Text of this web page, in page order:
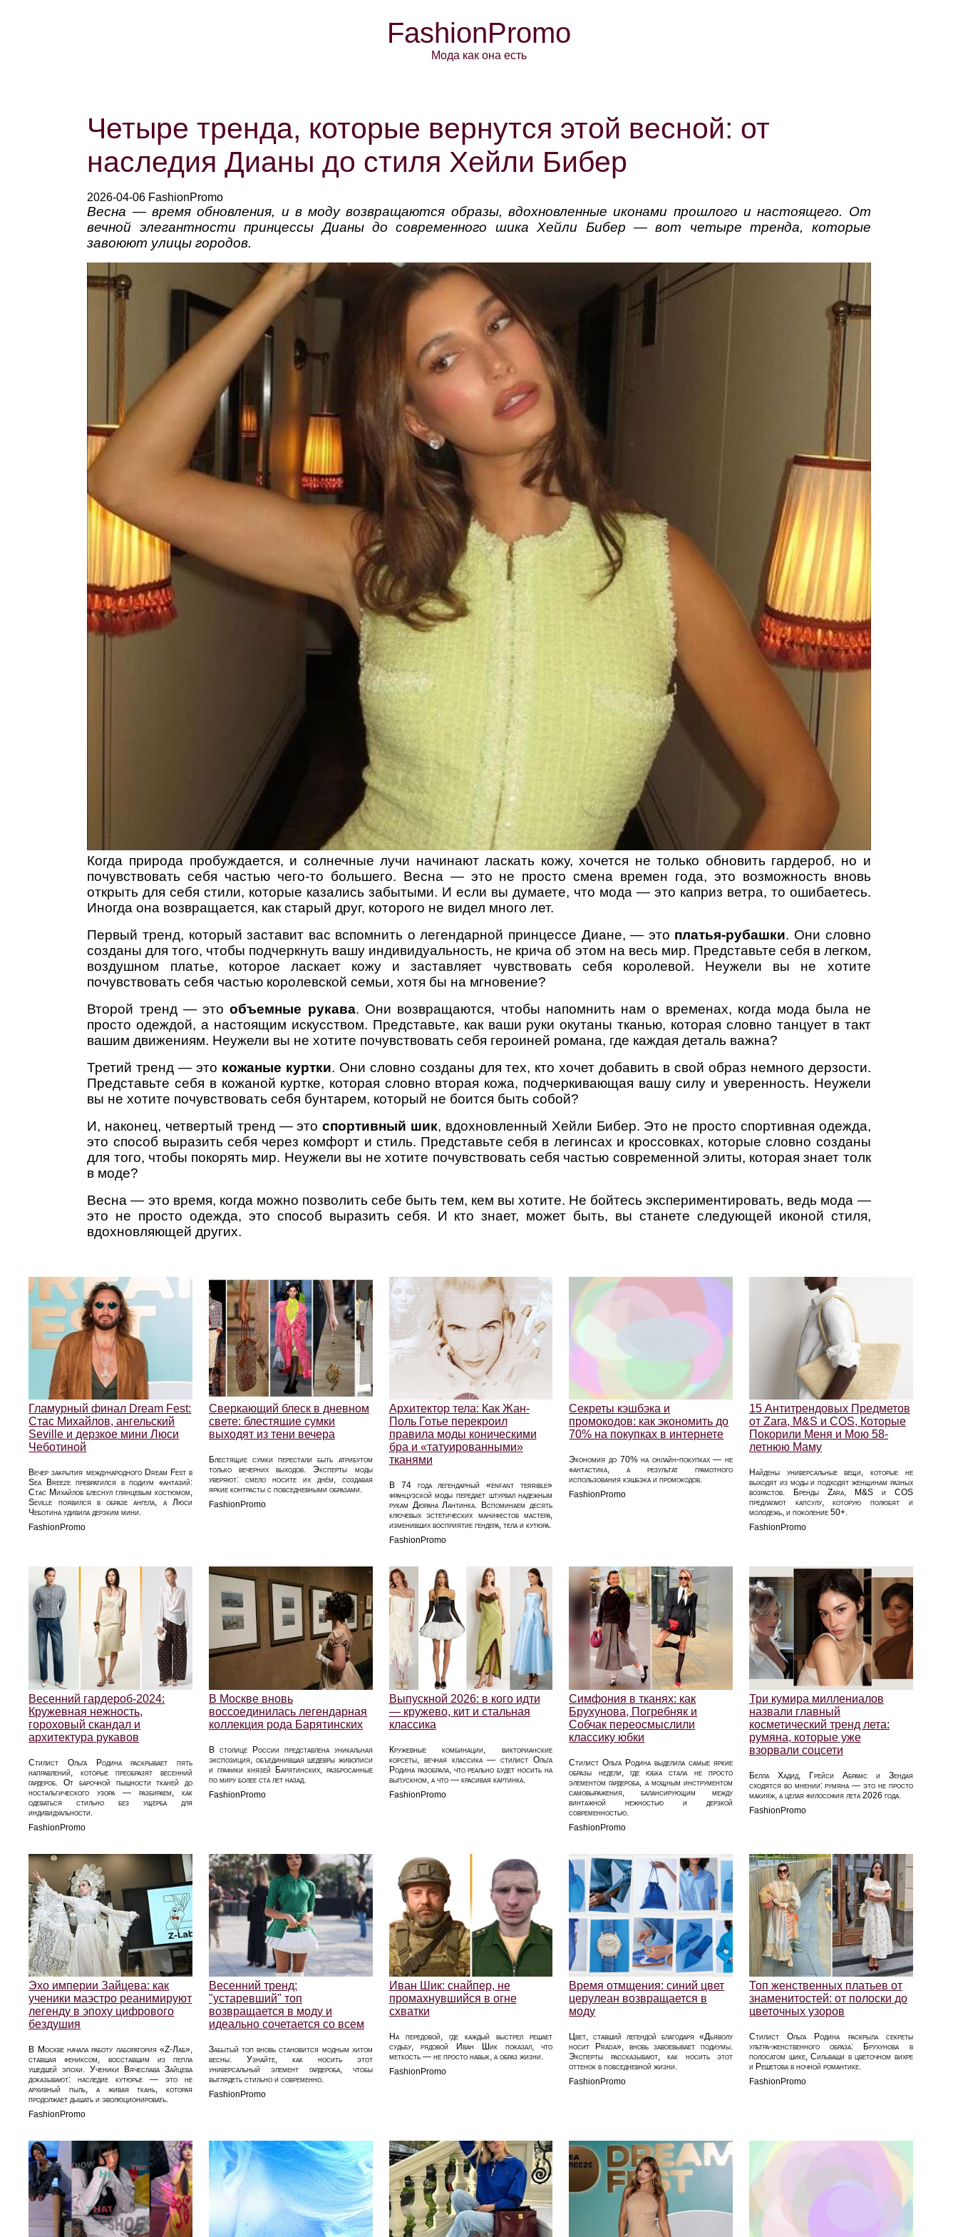
FashionPromo
Мода как она есть
Четыре тренда, которые вернутся этой весной: от
наследия Дианы до стиля Хейли Бибер
2026-04-06 FashionPromo
Весна — время обновления, и в моду возвращаются образы, вдохновленные иконами прошлого и настоящего. От
вечной элегантности принцессы Дианы до современного шика Хейли Бибер — вот четыре тренда, которые
завоюют улицы городов.
Когда природа пробуждается, и солнечные лучи начинают ласкать кожу, хочется не только обновить гардероб, но и
почувствовать себя частью чего-то большего. Весна — это не просто смена времен года, это возможность вновь
открыть для себя стили, которые казались забытыми. И если вы думаете, что мода — это каприз ветра, то ошибаетесь.
Иногда она возвращается, как старый друг, которого не видел много лет.
Первый тренд, который заставит вас вспомнить о легендарной принцессе Диане, — это платья-рубашки. Они словно
созданы для того, чтобы подчеркнуть вашу индивидуальность, не крича об этом на весь мир. Представьте себя в легком,
воздушном платье, которое ласкает кожу и заставляет чувствовать себя королевой. Неужели вы не хотите
почувствовать себя частью королевской семьи, хотя бы на мгновение?
Второй тренд — этообъемные рукава. Они возвращаются, чтобы напомнить нам о временах, когда мода была не
просто одеждой, а настоящим искусством. Представьте, как ваши руки окутаны тканью, которая словно танцует в такт
вашим движениям. Неужели вы не хотите почувствовать себя героиней романа, где каждая деталь важна?
Третий тренд — это кожаные куртки. Они словно созданы для тех, кто хочет добавить в свой образ немного дерзости.
Представьте себя в кожаной куртке, которая словно вторая кожа, подчеркивающая вашу силу и уверенность. Неужели
вы не хотите почувствовать себя бунтарем, который не боится быть собой?
И, наконец, четвертый тренд — этоспортивный шик, вдохновленный Хейли Бибер. Это не просто спортивная одежда,
это способ выразить себя через комфорт и стиль. Представьте себя в легинсах и кроссовках, которые словно созданы
для того, чтобы покорять мир. Неужели вы не хотите почувствовать себя частью современной элиты, которая знает толк
в моде?
Весна — это время, когда можно позволить себе быть тем, кем вы хотите. Не бойтесь экспериментировать, ведь мода —
это не просто одежда, это способ выразить себя. И кто знает, может быть, вы станете следующей иконой стиля,
вдохновляющей других.
Гламурный финал Dream Fest:
Стас Михайлов, ангельский
Seville и дерзкое мини Люси
Чеботиной
Вечер закрытия международного Dream Fest в
Sea Breeze превратился в подиум фантазий:
Стас Михайлов блеснул глянцевым костюмом,
Seville появился в образе ангела, а Люси
Чеботина удивила дерзким мини.
FashionPromo
Сверкающий блеск в дневном
свете: блестящие сумки
выходят из тени вечера
Блестящие сумки перестали быть атрибутом
только вечерних выходов. Эксперты моды
уверяют: смело носите их днём, создавая
яркие контрасты с повседневными образами.
FashionPromo
Архитектор тела: Как Жан-
Поль Готье перекроил
правила моды коническими
бра и «татуированными»
тканями
В 74 года легендарный «enfant terrible»
французской моды передает штурвал надежным
рукам Дюрана Лантинка. Вспоминаем десять
ключевых эстетических манифестов мастера,
изменивших восприятие гендера, тела и кутюра.
FashionPromo
Секреты кэшбэка и
промокодов: как экономить до
70% на покупках в интернете
Экономия до 70% на онлайн-покупках — не
фантастика, а результат грамотного
использования кэшбэка и промокодов.
FashionPromo
15 Антитрендовых Предметов
от Zara, M&S и COS, Которые
Покорили Меня и Мою 58-
летнюю Маму
Найдены универсальные вещи, которые не
выходят из моды и подходят женщинам разных
возрастов. Бренды Zara, M&S и COS
предлагают капсулу, которую полюбят и
молодежь, и поколение 50+.
FashionPromo
Весенний гардероб-2024:
Кружевная нежность,
гороховый скандал и
архитектура рукавов
Стилист Ольга Родина раскрывает пять
направлений, которые преобразят весенний
гардероб. От барочной пышности тканей до
ностальгического узора — разбираем, как
одеваться стильно без ущерба для
индивидуальности.
FashionPromo
В Москве вновь
воссоединилась легендарная
коллекция рода Барятинских
В столице России представлена уникальная
экспозиция, объединившая шедевры живописи
и графики князей Барятинских, разбросанные
по миру более ста лет назад.
FashionPromo
Выпускной 2026: в кого идти
— кружево, кит и стальная
классика
Кружевные комбинации, викторианские
корсеты, вечная классика — стилист Ольга
Родина разобрала, что реально будет носить на
выпускном, а что — красивая картинка.
FashionPromo
Симфония в тканях: как
Брухунова, Погребняк и
Собчак переосмыслили
классику юбки
Стилист Ольга Родина выделила самые яркие
образы недели, где юбка стала не просто
элементом гардероба, а мощным инструментом
самовыражения, балансирующим между
винтажной нежностью и дерзкой
современностью.
FashionPromo
Три кумира миллениалов
назвали главный
косметический тренд лета:
румяна, которые уже
взорвали соцсети
Белла Хадид, Грейси Абрамс и Зендая
сходятся во мнении: румяна — это не просто
макияж, а целая философия лета 2026 года.
FashionPromo
Эхо империи Зайцева: как
ученики маэстро реанимируют
легенду в эпоху цифрового
бездушия
В Москве начала работу лаборатория «Z-Лаб»,
ставшая фениксом, восставшим из пепла
ушедшей эпохи. Ученики Вячеслава Зайцева
доказывают: наследие кутюрье — это не
архивный пыль, а живая ткань, которая
продолжает дышать и эволюционировать.
FashionPromo
Весенний тренд:
"устаревший" топ
возвращается в моду и
идеально сочетается со всем
Забытый топ вновь становится модным хитом
весны. Узнайте, как носить этот
универсальный элемент гардероба, чтобы
выглядеть стильно и современно.
FashionPromo
Иван Шик: снайпер, не
промахнувшийся в огне
схватки
На передовой, где каждый выстрел решает
судьбу, рядовой Иван Шик показал, что
меткость — не просто навык, а образ жизни.
FashionPromo
Время отмщения: синий цвет
церулеан возвращается в
моду
Цвет, ставший легендой благодаря «Дьяволу
носит Prada», вновь завоевывает подиумы.
Эксперты рассказывают, как носить этот
оттенок в повседневной жизни.
FashionPromo
Топ женственных платьев от
знаменитостей: от полоски до
цветочных узоров
Стилист Ольга Родина раскрыла секреты
ультра‑женственного образа: Брухунова в
полосатом шике, Сильваши в цветочном вихре
и Решетова в ночной романтике.
FashionPromo